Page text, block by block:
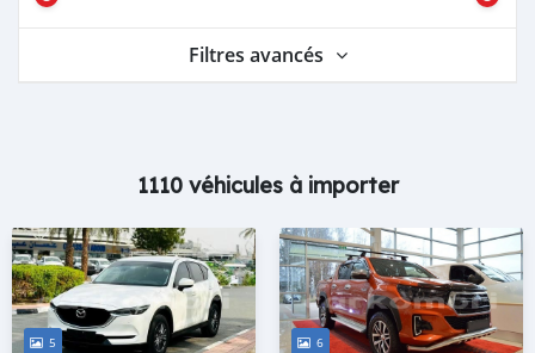
Filtres avancés
1110 véhicules à importer
5 6